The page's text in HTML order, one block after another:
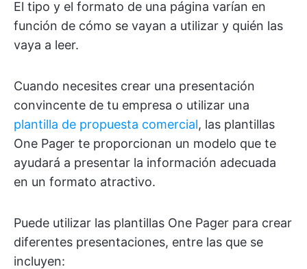
El tipo y el formato de una página varían en
función de cómo se vayan a utilizar y quién las
vaya a leer.
Cuando necesites crear una presentación
convincente de tu empresa o utilizar una
plantilla de propuesta comercial, las plantillas
One Pager te proporcionan un modelo que te
ayudará a presentar la información adecuada
en un formato atractivo.
Puede utilizar las plantillas One Pager para crear
diferentes presentaciones, entre las que se
incluyen: